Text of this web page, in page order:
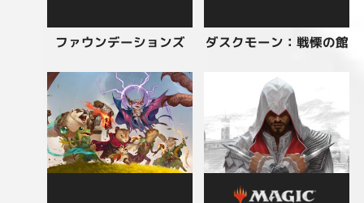
ファウンデーションズ ダスクモーン：戦慄の館